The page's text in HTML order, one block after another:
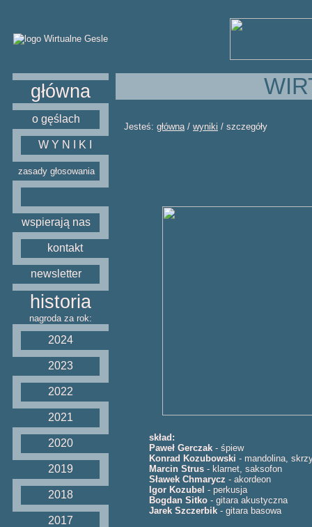
główna
o gęślach
W Y N I K I
zasady głosowania
wspierają nas
kontakt
newsletter
historia
nagroda za rok:
2024
2023
2022
2021
2020
2019
2018
2017
Jesteś: główna/ wyniki / szczegóły
skład:
Paweł Gerczak- śpiew
Konrad Kozubowski - mandolina,
Marcin Strus- klarnet, saksofon
Sławek Chmarycz - akordeon
Igor Kozubel - perkusja
Bogdan Sitko- gitara akustyczna
Jarek Szczerbik- gitara basowa